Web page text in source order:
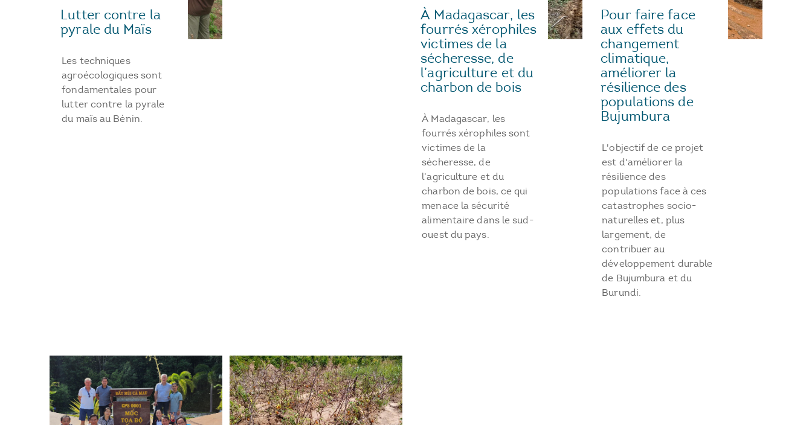
Lutter contre la
pyrale du Maïs
Les techniques
agroécologiques sont
fondamentales pour
lutter contre la pyrale
du maïs au Bénin.
À Madagascar, les
fourrés xérophiles
victimes de la
sécheresse, de
l’agriculture et du
charbon de bois
À Madagascar, les
fourrés xérophiles sont
victimes de la
sécheresse, de
l’agriculture et du
charbon de bois, ce qui
menace la sécurité
alimentaire dans le sud-
ouest du pays.
Pour faire face
aux effets du
changement
climatique,
améliorer la
résilience des
populations de
Bujumbura
L'objectif de ce projet
est d'améliorer la
résilience des
populations face à ces
catastrophes socio-
naturelles et, plus
largement, de
contribuer au
développement durable
de Bujumbura et du
Burundi.